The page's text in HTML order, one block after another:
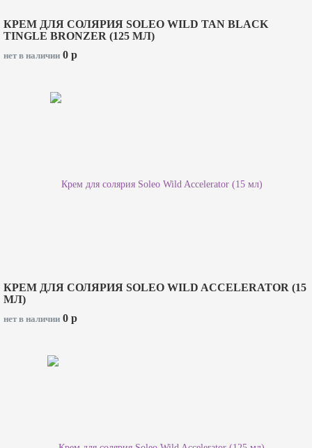
КРЕМ ДЛЯ СОЛЯРИЯ SOLEO WILD TAN BLACK
TINGLE BRONZER (125 МЛ)
нет в наличии 0 p
КРЕМ ДЛЯ СОЛЯРИЯ SOLEO WILD ACCELERATOR (15
МЛ)
нет в наличии 0 p